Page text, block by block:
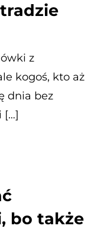
z
kogoś, kto aż
dnia bez
[…]
bo także